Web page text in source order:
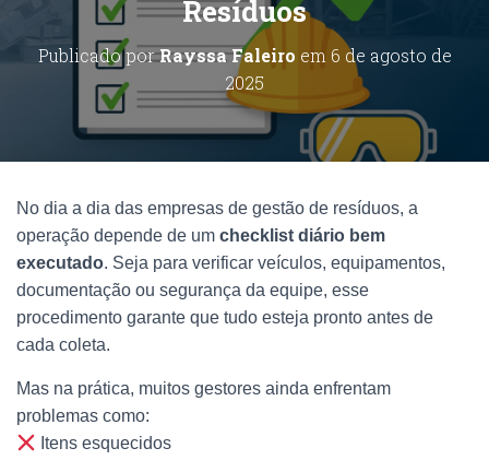
Resíduos
Publicado porRayssa Faleiro em 6 de agosto de
2025
No dia a dia das empresas de gestão de resíduos, a
operação depende de um checklist diário bem
executado. Seja para verificar veículos, equipamentos,
documentação ou segurança da equipe, esse
procedimento garante que tudo esteja pronto antes de
cada coleta.
Mas na prática, muitos gestores ainda enfrentam
problemas como:
Itens esquecidos